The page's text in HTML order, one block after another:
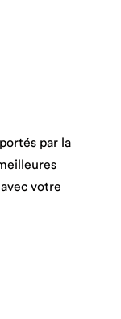
par la
votre